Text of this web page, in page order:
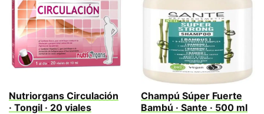
Nutriorgans Circulación
· Tongil · 20 viales
Champú Súper Fuerte
Bambú · Sante · 500 ml